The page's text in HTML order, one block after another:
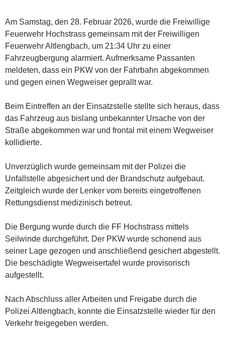
Am Samstag, den 28. Februar 2026, wurde die Freiwillige
Feuerwehr Hochstrass gemeinsam mit der Freiwilligen
Feuerwehr Altlengbach, um 21:34 Uhr zu einer
Fahrzeugbergung alarmiert. Aufmerksame Passanten
meldeten, dass ein PKW von der Fahrbahn abgekommen
und gegen einen Wegweiser geprallt war.
Beim Eintreffen an der Einsatzstelle stellte sich heraus, dass
das Fahrzeug aus bislang unbekannter Ursache von der
Straße abgekommen war und frontal mit einem Wegweiser
kollidierte.
Unverzüglich wurde gemeinsam mit der Polizei die
Unfallstelle abgesichert und der Brandschutz aufgebaut.
Zeitgleich wurde der Lenker vom bereits eingetroffenen
Rettungsdienst medizinisch betreut.
Die Bergung wurde durch die FF Hochstrass mittels
Seilwinde durchgeführt. Der PKW wurde schonend aus
seiner Lage gezogen und anschließend gesichert abgestellt.
Die beschädigte Wegweisertafel wurde provisorisch
aufgestellt.
Nach Abschluss aller Arbeiten und Freigabe durch die
Polizei Altlengbach, konnte die Einsatzstelle wieder für den
Verkehr freigegeben werden.